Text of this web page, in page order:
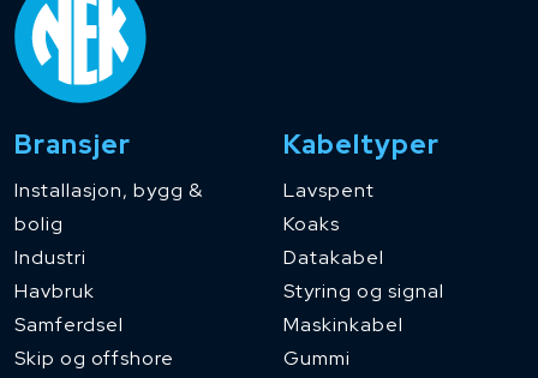
Bransjer
Installasjon, bygg &
bolig
Industri
Havbruk
Samferdsel
Skip og offshore
Kabeltyper
Lavspent
Koaks
Datakabel
Styring og signal
Maskinkabel
Gummi